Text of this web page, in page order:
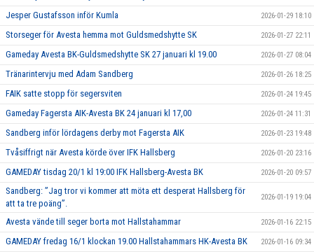
Jesper Gustafsson inför Kumla 2026-01-29 18:10
Storseger för Avesta hemma mot Guldsmedshytte SK 2026-01-27 22:11
Gameday Avesta BK-Guldsmedshytte SK 27 januari kl 19.00 2026-01-27 08:04
Tränarintervju med Adam Sandberg 2026-01-26 18:25
FAIK satte stopp för segersviten 2026-01-24 19:45
Gameday Fagersta AIK-Avesta BK 24 januari kl 17,00 2026-01-24 11:31
Sandberg inför lördagens derby mot Fagersta AIK 2026-01-23 19:48
Tvåsiffrigt när Avesta körde över IFK Hallsberg 2026-01-20 23:16
GAMEDAY tisdag 20/1 kl 19:00 IFK Hallsberg-Avesta BK 2026-01-20 09:57
Sandberg: ”Jag tror vi kommer att möta ett desperat Hallsberg för
att ta tre poäng”.
2026-01-19 19:04
Avesta vände till seger borta mot Hallstahammar 2026-01-16 22:15
GAMEDAY fredag 16/1 klockan 19.00 Hallstahammars HK-Avesta BK 2026-01-16 09:34